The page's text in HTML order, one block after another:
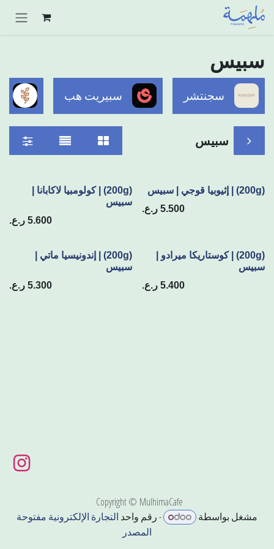
تخطي للذهاب إلى المحتوى
سبيس
سجنتشر سبيريت هب
سبيس
(200g) | إثيوبيا قوجي | سبيس
5.500ر.ع.
(200g) | كولومبيا لاكابانا |
سبيس
5.600ر.ع.
(200g) | كوستاريكا ميرادو |
سبيس
5.400ر.ع.
(200g) | إندونيسيا ماتي |
سبيس
5.300ر.ع.
Copyright © MulhimaCafe
مشغل بواسطة
- رقم واحد التجارة الإلكترونية مفتوحة
المصدر